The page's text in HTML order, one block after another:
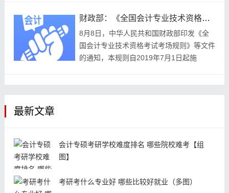
财政部：《全国会计专业技术资格考试考场规则》
8月8日，中华人民共和国财政部印发《全
国会计专业技术资格考试考场规则》等文件
的通知，本规则自2019年7月1日起施
最新文章
会计专硕考研学校难度排名 哪些院校难考【组
图】
考研考什么专业好 哪些比较好就业（多图）